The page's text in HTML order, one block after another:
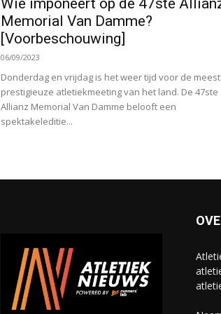
Wie imponeert op de 47ste
Memorial Van Damme?
[Voorbeschouwing]
06/09/2023
Donderdag en vrijdag is het weer tijd voor de meest
prestigieuze atletiekmeeting van het land. De 47ste
Allianz Memorial Van Damme belooft een
spektakeleditie...